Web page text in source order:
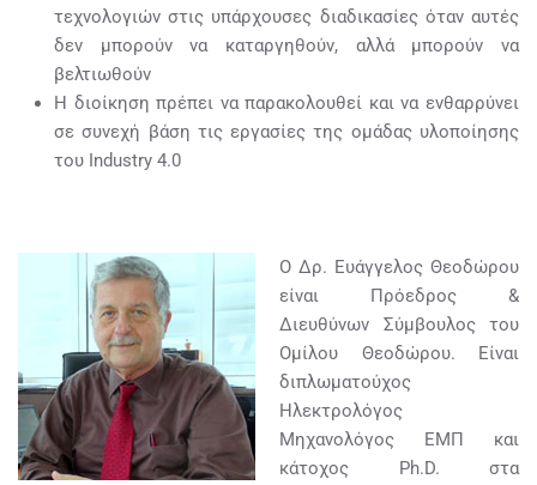
τεχνολογιών στις υπάρχουσες διαδικασίες όταν αυτές
δεν μπορούν να καταργηθούν, αλλά μπορούν να
βελτιωθούν
Η διοίκηση πρέπει να παρακολουθεί και να ενθαρρύνει
σε συνεχή βάση τις εργασίες της ομάδας υλοποίησης
του Industry 4.0
Ο Δρ. Ευάγγελος Θεοδώρου
είναι Πρόεδρος &
Διευθύνων Σύμβουλος του
Ομίλου Θεοδώρου. Είναι
διπλωματούχος
Ηλεκτρολόγος
Μηχανολόγος ΕΜΠ και
κάτοχος Ph.D. στα